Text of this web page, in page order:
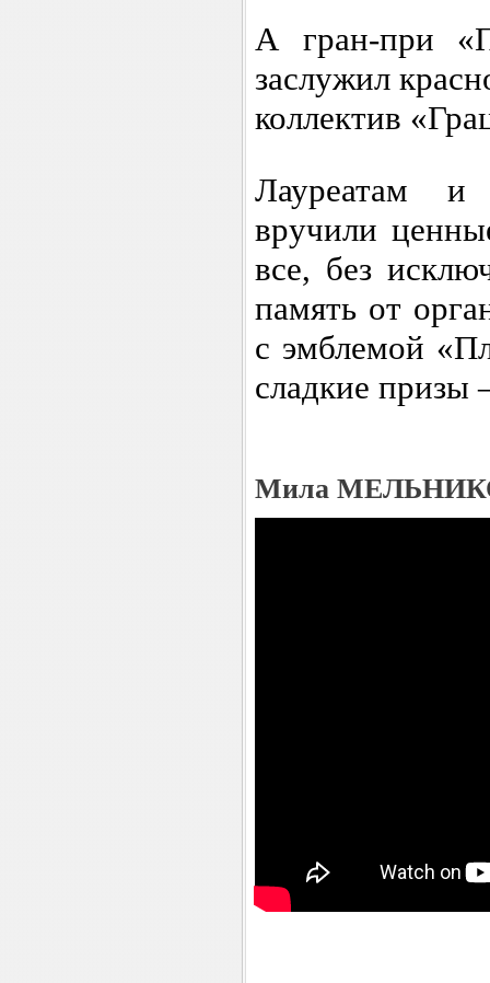
А гран-при
заслужил
коллектив
Лауреатам и
вручили
все, без
память от
с эмблемой
сладкие
Мила